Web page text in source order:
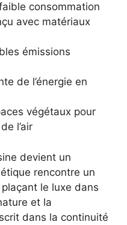
consommation
avec matériaux
émissions
de l’énergie en
végétaux pour
l’air
devient un
rencontre un
le luxe dans
et la
dans la continuité